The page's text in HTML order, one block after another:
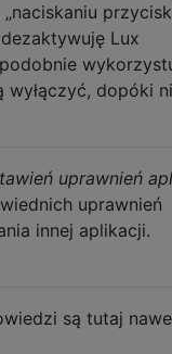
Lux
wyłączyć, dopóki
uprawnień
uprawnień
innej aplikacji.
są tutaj